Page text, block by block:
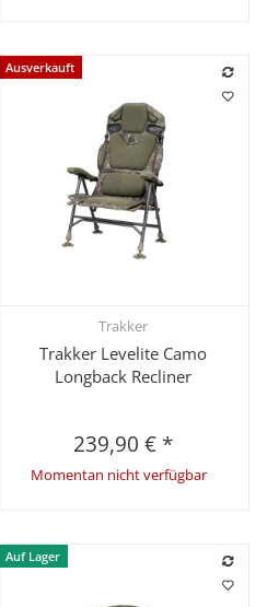
Ausverkauft
Schnellkauf
Trakker
Trakker Levelite Camo
Longback Recliner
239,90 € *
Momentan nicht verfügbar
Auf Lager